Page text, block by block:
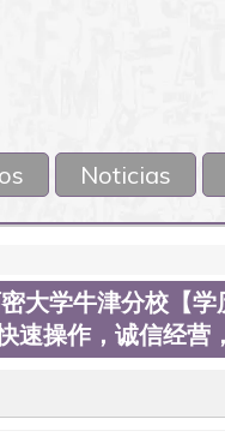
Noticias
大学牛津分校【
速操作，诚信经营